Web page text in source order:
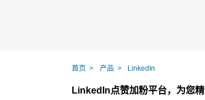
首页 产品 LinkedIn
LinkedIn点赞加粉平台，为您